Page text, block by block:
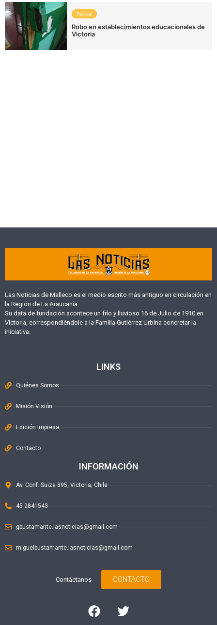
Policial
Robo en establecimientos educacionales de
Victoria
Las Noticias de Malleco es el medio escrito más antiguo en circulación en
la Región de La Araucanía.
Su data de fundación acontece un frío y lluvioso 16 de Julio de 1910 en
Victoria, correspondiéndole a la Familia Gutiérrez Urbina concretar la
iniciativa.
LINKS
Quiénes Somos
Misión Visión
Edición Impresa
Contacto
INFORMACIÓN
Av. Conf. Suiza 895, Victoria, Chile
45 2841543
gbustamante.lasnoticias@gmail.com
miguelbustamante.lasnoticias@gmail.com
Contáctanos CONTACTO